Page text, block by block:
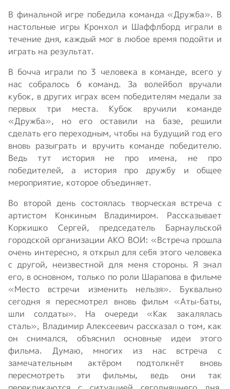
В финальной игре победила команда «Дружба». В
настольные игры Кронхол и Шаффлборд играли в
течение дня, каждый мог в любое время подойти и
играть на результат.
В бочча играли по 3 человека в команде, всего у
нас собралось 6 команд. За волейбол вручали
кубок, в других играх всем победителям медали за
первых три места. Кубок вручили команде
«Дружба», но его оставили на базе, решили
сделать его переходным, чтобы на будущий год его
вновь разыграть и вручить команде победителю.
Ведь тут история не про имена, не про
победителей, а история про дружбу и общее
мероприятие, которое объединяет.
Во второй день состоялась творческая встреча с
артистом Конкиным Владимиром. Рассказывает
Коркишко Сергей, председатель Барнаульской
городской организации АКО ВОИ: «Встреча прошла
очень интересно, я открыл для себя этого человека
с другой, неизвестной для меня стороны. Я знал
его, в основном, только по роли Шарапова в фильме
«Место встречи изменить нельзя». Буквально
сегодня я пересмотрел вновь фильм «Аты-баты,
шли солдаты». На очереди «Как закалялась
сталь», Владимир Алексеевич рассказал о том, как
он снимался, объяснил основные идеи этого
фильма. Думаю, многих из нас встреча с
замечательным актёром подтолкнёт вновь
пересмотреть эти фильмы, ведь они так